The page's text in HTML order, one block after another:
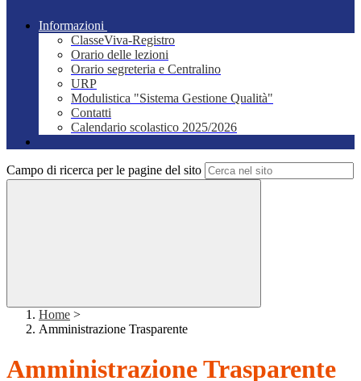
Informazioni
ClasseViva-Registro
Orario delle lezioni
Orario segreteria e Centralino
URP
Modulistica "Sistema Gestione Qualità"
Contatti
Calendario scolastico 2025/2026
Campo di ricerca per le pagine del sito
Home >
Amministrazione Trasparente
Amministrazione Trasparente